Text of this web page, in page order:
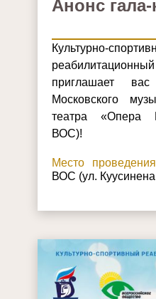
Анонс
Культурно-
приглашает
Московского
театра «Опера
ВОС)!
Место
ВОС (ул.